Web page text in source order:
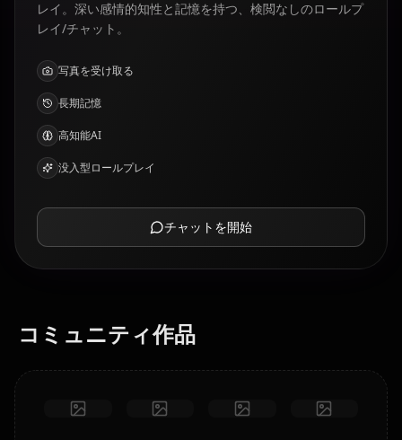
レイ。深い感情的知性と記憶を持つ、検閲なしのロールプ
レイ/チャット。
写真を受け取る
長期記憶
高知能AI
没入型ロールプレイ
チャットを開始
コミュニティ作品